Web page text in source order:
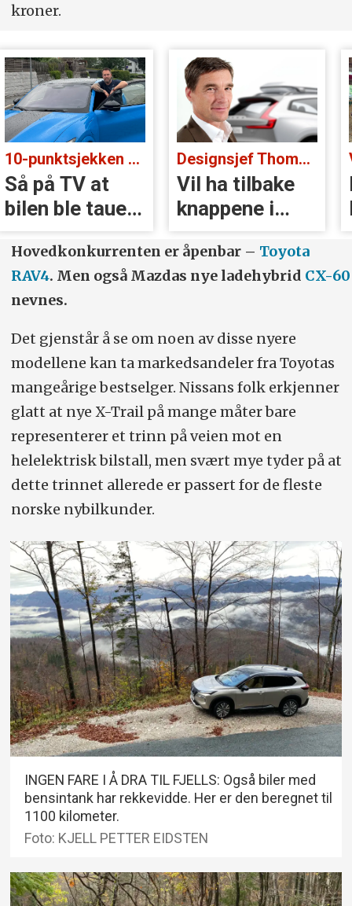
kroner.
Designsjef Thomas Ingenlath:
Vil ha tilbake
knappene i
Volvoer
Vi med gull på landsbygda:
Er 205 GTi
Peugeots
beste
øyeblikk?
Hovedkonkurrenten er åpenbar – Toyota
RAV4. Men også Mazdas nye ladehybrid CX-60
nevnes.
Det gjenstår å se om noen av disse nyere
modellene kan ta markedsandeler fra Toyotas
mangeårige bestselger. Nissans folk erkjenner
glatt at nye X-Trail på mange måter bare
representerer et trinn på veien mot en
helelektrisk bilstall, men svært mye tyder på at
dette trinnet allerede er passert for de fleste
norske nybilkunder.
INGEN FARE I Å DRA TIL FJELLS: Også biler med
bensintank har rekkevidde. Her er den beregnet til
1100 kilometer.
Foto: KJELL PETTER EIDSTEN